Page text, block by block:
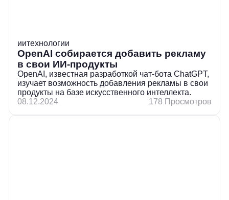
иитехнологии
OpenAI собирается добавить рекламу
в свои ИИ-продукты
OpenAI, известная разработкой чат-бота ChatGPT,
изучает возможность добавления рекламы в свои
продукты на базе искусственного интеллекта.
08.12.2024
178 Просмотров